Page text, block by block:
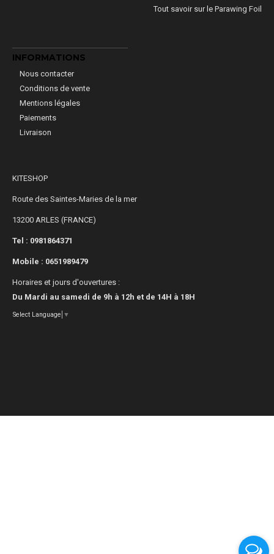
Tout savoir sur le Parawing Foil
INFORMATIONS
Nous contacter
Conditions de vente
Mentions légales
Paiements
Livraison
KITESHOP
Route des Saintes-Maries de la mer
13200 ARLES (FRANCE)
Tel : 0981864371
Mobile : 0651989479
Horaires et jours d'ouvertures :
Du Mardi au samedi de 9h à 12h et de 14H à 18H
Select Language ▼